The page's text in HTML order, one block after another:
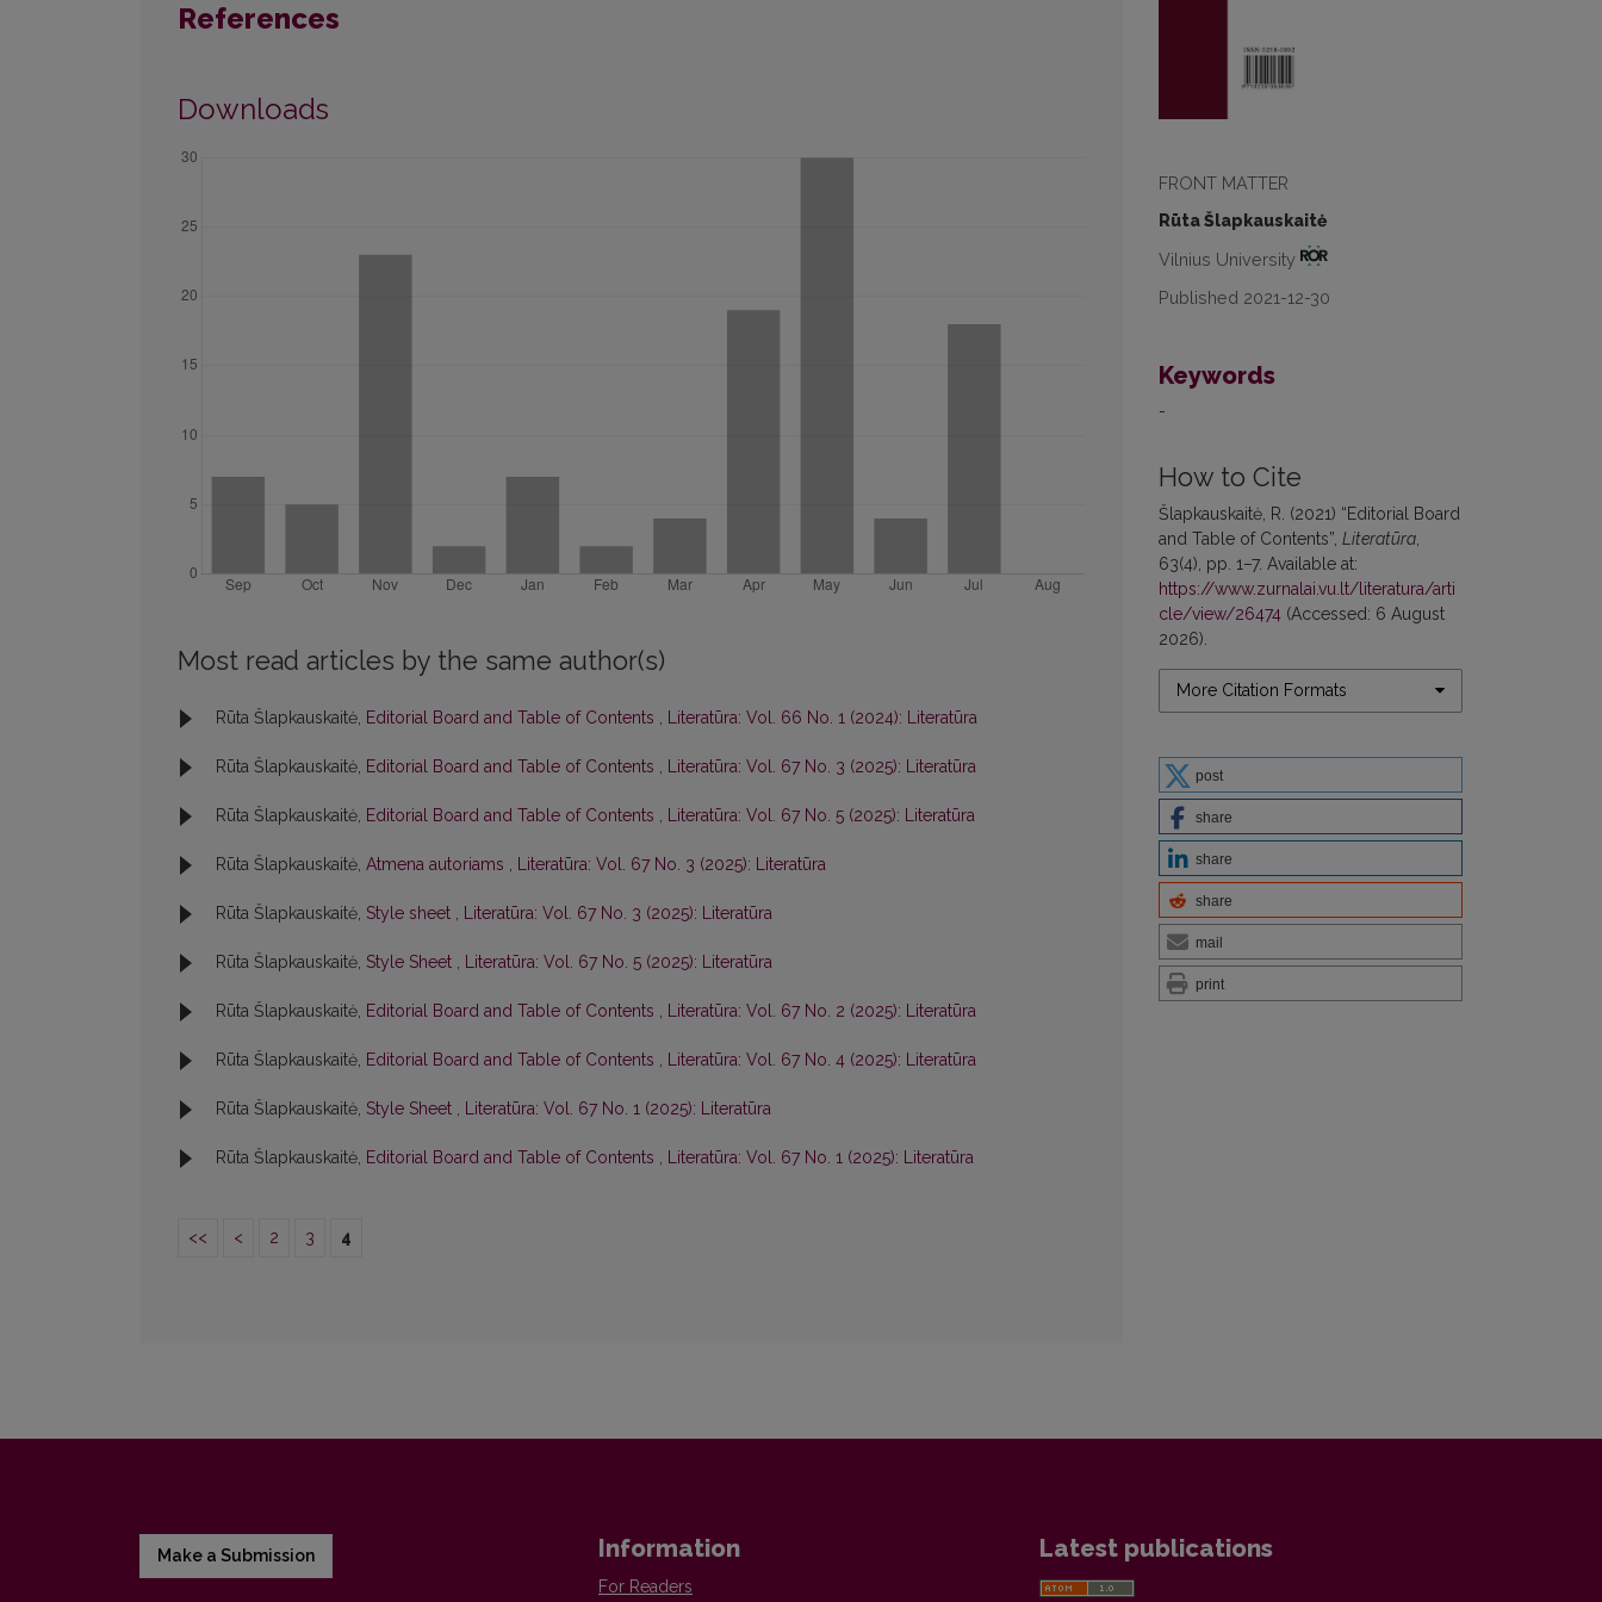
FRONT MATTER
Rūta Šlapkauskaitė
Vilnius University
Published 2021-12-30
Keywords
-
How to Cite
Šlapkauskaitė, R. (2021) “Editorial Board
and Table of Contents”, Literatūra
63(4), pp. 1–7. Available at:
https://www.zurnalai.vu.lt/literatura/arti
cle/view/26474 (Accessed: 6 August
2026).
More Citation Formats
post
share
share
share
mail
print
References
Downloads
Most read articles by the same author(s)
Rūta Šlapkauskaitė, Editorial Board and Table of Contents , Literatūra: Vol. 66 No. 1 (2024): Literatūra
Rūta Šlapkauskaitė, Editorial Board and Table of Contents , Literatūra: Vol. 67 No. 3 (2025): Literatūra
Rūta Šlapkauskaitė, Editorial Board and Table of Contents , Literatūra: Vol. 67 No. 5 (2025): Literatūra
Rūta Šlapkauskaitė, Atmena autoriams , Literatūra: Vol. 67 No. 3 (2025): Literatūra
Rūta Šlapkauskaitė, Style sheet , Literatūra: Vol. 67 No. 3 (2025): Literatūra
Rūta Šlapkauskaitė, Style Sheet , Literatūra: Vol. 67 No. 5 (2025): Literatūra
Rūta Šlapkauskaitė, Editorial Board and Table of Contents , Literatūra: Vol. 67 No. 2 (2025): Literatūra
Rūta Šlapkauskaitė, Editorial Board and Table of Contents , Literatūra: Vol. 67 No. 4 (2025): Literatūra
Rūta Šlapkauskaitė, Style Sheet , Literatūra: Vol. 67 No. 1 (2025): Literatūra
Rūta Šlapkauskaitė, Editorial Board and Table of Contents , Literatūra: Vol. 67 No. 1 (2025): Literatūra
<< < 2 3 4
Make a Submission Information
For Readers
Latest publications